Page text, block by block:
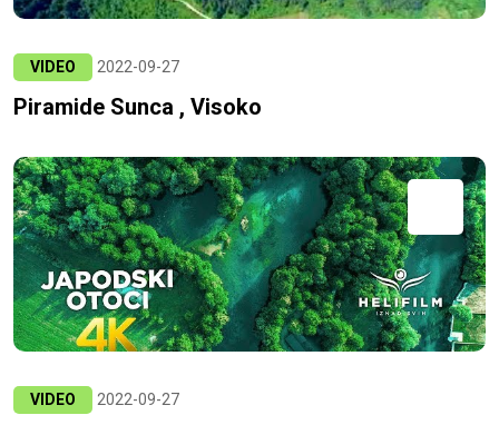
VIDEO 2022-09-27
Piramide Sunca , Visoko
VIDEO 2022-09-27